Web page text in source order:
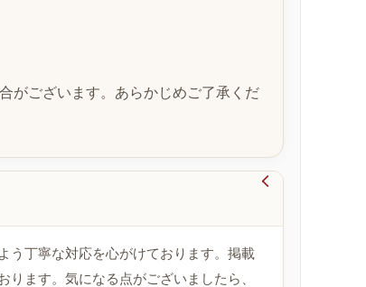
がございます。あらかじめご了承くだ

う丁寧な対応を心がけております。掲載
ます。気になる点がございましたら、